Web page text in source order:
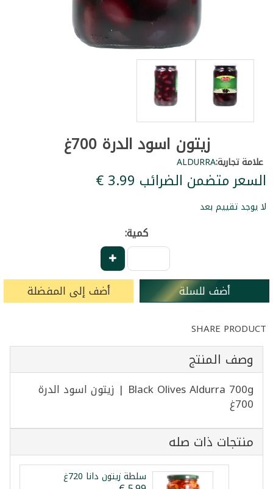
زيتون اسود الدرة 700غ
علامة تجارية:ALDURRA
السعر متضمن الضرائب ‏3.99 €
لا يوجد تقييم بعد
كمية:
أضف للسلة أضف إلى المفضلة
SHARE PRODUCT
وصف المنتج
Black Olives Aldurra 700g | زيتون اسود الدرة
700غ
منتجات ذات صله
سلطة زيتون دانا 720غ